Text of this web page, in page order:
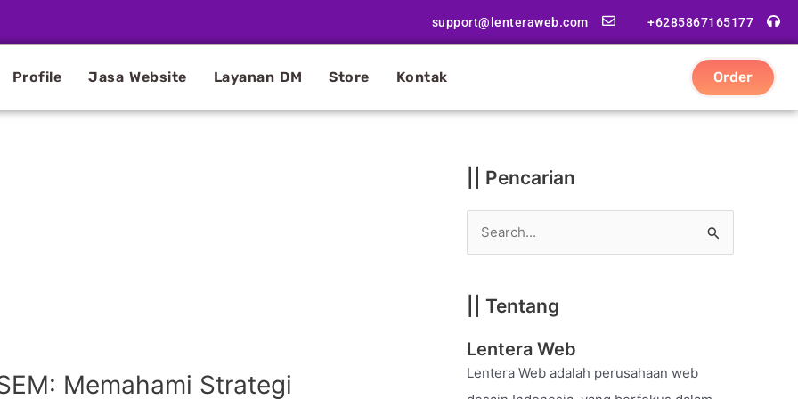
support@lenteraweb.com +6285867165177
Profile Jasa Website Layanan DM Store Kontak Order
Memahami Strategi
|| Pencarian
r
c
h
|| Tentang
Lentera Web
Lentera Web adalah perusahaan web
|
t
g
i